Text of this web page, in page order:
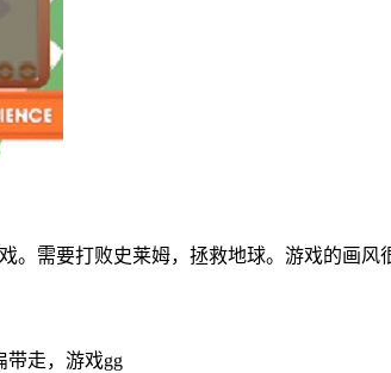
。需要打败史莱姆，拯救地球。游戏的画
带走，游戏gg